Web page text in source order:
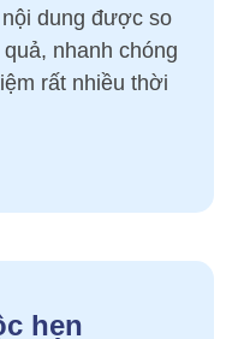
dung được so
nhanh chóng
rất nhiều thời
hẹn